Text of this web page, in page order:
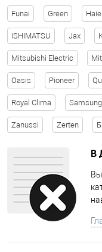
Funai Green
ISHIMATSU Jax
Mitsubishi Electric
Oasis Pioneer
Royal Clima Samsung
Zanussi Zerten
В